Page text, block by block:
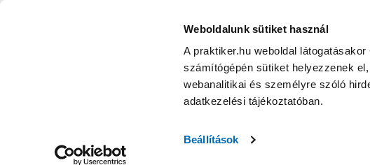
Weboldalunk sütiket használ
A praktiker.hu weboldal
számítógépén sütiket helyezzenek
webanalitikai és személyre szóló
adatkezelési tájékoztatóban.
Beállítások
KATEGÓRIÁK
Nyereményjáték Praktiker